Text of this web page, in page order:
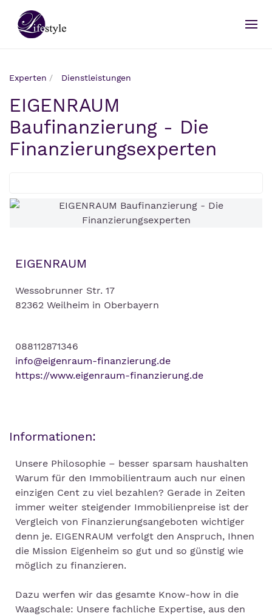
Experten Dienstleistungen
EIGENRAUM
Baufinanzierung - Die
Finanzierungsexperten
EIGENRAUM
Wessobrunner Str. 17
82362 Weilheim in Oberbayern
088112871346
info@eigenraum-finanzierung.de
https://www.eigenraum-finanzierung.de
Informationen:
Unsere Philosophie – besser sparsam haushalten
Warum für den Immobilientraum auch nur einen
einzigen Cent zu viel bezahlen? Gerade in Zeiten
immer weiter steigender Immobilienpreise ist der
Vergleich von Finanzierungsangeboten wichtiger
denn je. EIGENRAUM verfolgt den Anspruch, Ihnen
die Mission Eigenheim so gut und so günstig wie
möglich zu finanzieren.
Dazu werfen wir das gesamte Know-how in die
Waagschale: Unsere fachliche Expertise, aus den